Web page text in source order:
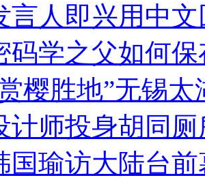
言人即兴用中
码学之父如何
樱胜地”无锡
计师投身胡同
国瑜访大陆台